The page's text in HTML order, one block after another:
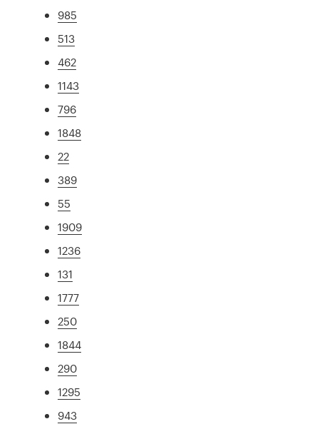
985
513
462
1143
796
1848
22
389
55
1909
1236
131
1777
250
1844
290
1295
943